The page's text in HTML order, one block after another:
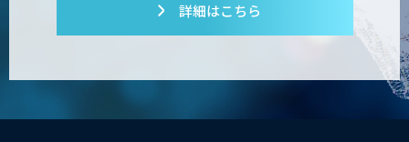
詳細はこちら